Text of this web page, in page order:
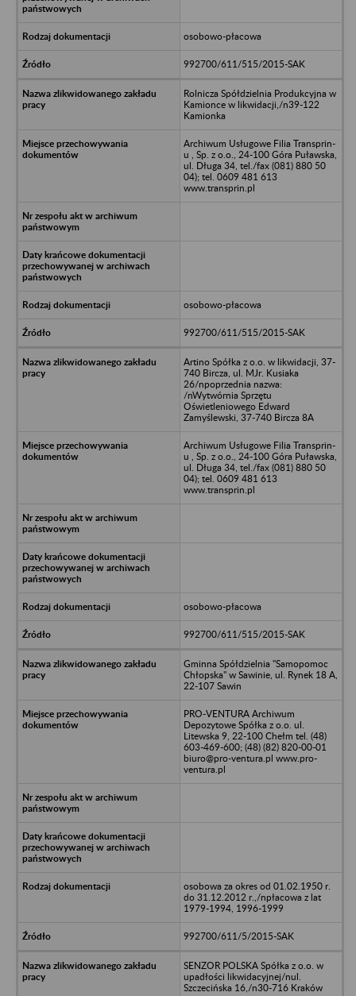
osobowo-płacowa
992700/611/515/2015-SAK
Rolnicza Spółdzielnia Produkcyjna w
Kamionce w likwidacji,/n39-122
Kamionka
Archiwum Usługowe Filia Transprin-
u , Sp. z o.o., 24-100 Góra Puławska,
ul. Długa 34, tel./fax (081) 880 50
04); tel. 0609 481 613
www.transprin.pl
osobowo-płacowa
992700/611/515/2015-SAK
Artino Spółka z o.o. w likwidacji, 37-
740 Bircza, ul. MJr. Kusiaka
26/npoprzednia nazwa:
/nWytwórnia Sprzętu
Oświetleniowego Edward
Zamyślewski, 37-740 Bircza 8A
Archiwum Usługowe Filia Transprin-
u , Sp. z o.o., 24-100 Góra Puławska,
ul. Długa 34, tel./fax (081) 880 50
04); tel. 0609 481 613
www.transprin.pl
osobowo-płacowa
992700/611/515/2015-SAK
Gminna Spółdzielnia "Samopomoc
Chłopska" w Sawinie, ul. Rynek 18 A,
22-107 Sawin
PRO-VENTURA Archiwum
Depozytowe Spółka z o.o. ul.
Litewska 9, 22-100 Chełm tel. (48)
603-469-600; (48) (82) 820-00-01
biuro@pro-ventura.pl www.pro-
ventura.pl
osobowa za okres od 01.02.1950 r.
do 31.12.2012 r.,/npłacowa z lat
1979-1994, 1996-1999
992700/611/5/2015-SAK
SENZOR POLSKA Spółka z o.o. w
upadłości likwidacyjnej/nul.
Szczecińska 16,/n30-716 Kraków